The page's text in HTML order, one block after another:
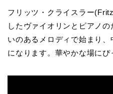
フリッツ・クライスラー
したヴァイオリンとピアノ
いのあるメロディで始まり
になります。華やかな場にぴ